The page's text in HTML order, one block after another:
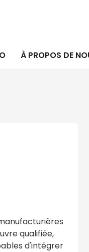
À PROPOS DE
qualifiée,
d'intégrer